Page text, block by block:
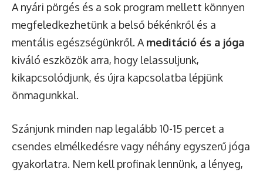
A nyári pörgés és a sok program mellett könnyen
megfeledkezhetünk a belső békénkről és a
mentális egészségünkről. A meditáció és a jóga
kiváló eszközök arra, hogy lelassuljunk,
kikapcsolódjunk, és újra kapcsolatba lépjünk
önmagunkkal.
Szánjunk minden nap legalább 10-15 percet a
csendes elmélkedésre vagy néhány egyszerű jóga
gyakorlatra. Nem kell profinak lennünk, a lényeg,